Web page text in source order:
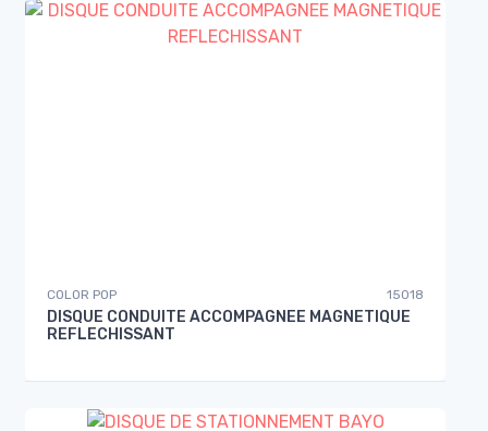
COLOR POP 15018
DISQUE CONDUITE ACCOMPAGNEE MAGNETIQUE
REFLECHISSANT